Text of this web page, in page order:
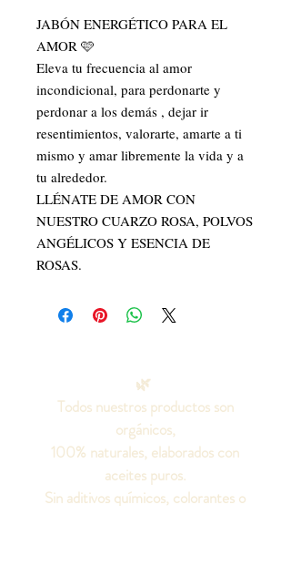
JABÓN ENERGÉTICO PARA EL
AMOR 🩷
Eleva tu frecuencia al amor
incondicional, para perdonarte y
perdonar a los demás , dejar ir
resentimientos, valorarte, amarte a ti
mismo y amar libremente la vida y a
tu alrededor.
LLÉNATE DE AMOR CON
NUESTRO CUARZO ROSA, POLVOS
ANGÉLICOS Y ESENCIA DE
ROSAS.
🌿
Todos nuestros productos son
orgánicos,
100% naturales, elaborados con
aceites puros.
Sin aditivos químicos, colorantes o